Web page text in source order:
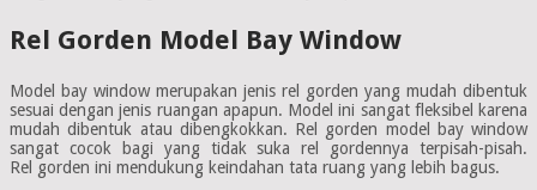
Rel Gorden Model Bay Window
Model bay window merupakan jenis rel gorden yang mudah dibentuk
sesuai dengan jenis ruangan apapun. Model ini sangat fleksibel karena
mudah dibentuk atau dibengkokkan. Rel gorden model bay window
sangat cocok bagi yang tidak suka rel gordennya terpisah-pisah.
Rel gorden ini mendukung keindahan tata ruang yang lebih bagus.